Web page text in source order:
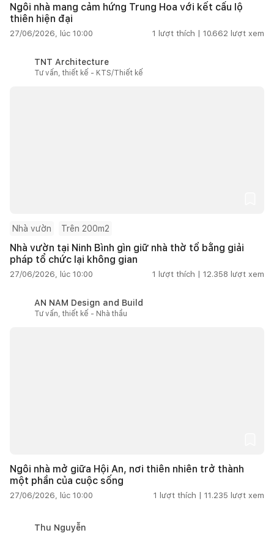
Ngôi nhà mang cảm hứng Trung Hoa với kết cấu lộ
thiên hiện đại
27/06/2026, lúc 10:00 1 lượt thích | 10.662 lượt xem
TNT Architecture
Tư vấn, thiết kế - KTS/Thiết kế
Nhà vườn Trên 200m2
Nhà vườn tại Ninh Bình gìn giữ nhà thờ tổ bằng giải
pháp tổ chức lại không gian
27/06/2026, lúc 10:00 1 lượt thích | 12.358 lượt xem
AN NAM Design and Build
Tư vấn, thiết kế - Nhà thầu
Ngôi nhà mở giữa Hội An, nơi thiên nhiên trở thành
một phần của cuộc sống
27/06/2026, lúc 10:00 1 lượt thích | 11.235 lượt xem
Thu Nguyễn